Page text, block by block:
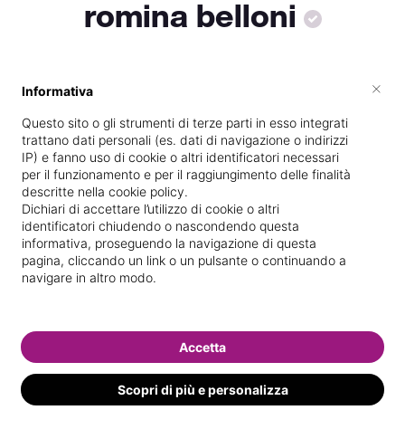
romina belloni
Titolare pressoRominabelloni beauty
&spa
Scuola di estetica frequentata
DiParabiago
Specializzata inEpilazione con
laser/luce pulsata
Informativa
Questo sito o gli strumenti di terze parti in esso integrati
trattano dati personali (es. dati di navigazione o indirizzi
IP) e fanno uso di cookie o altri identificatori necessari
per il funzionamento e per il raggiungimento delle finalità
descritte nella cookie policy.
Dichiari di accettare l’utilizzo di cookie o altri
identificatori chiudendo o nascondendo questa
informativa, proseguendo la navigazione di questa
pagina, cliccando un link o un pulsante o continuando a
navigare in altro modo.
Scopri di più e personalizza
Accetta
×